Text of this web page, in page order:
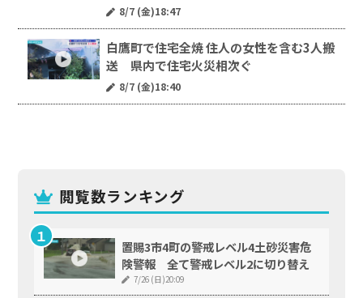
閲覧数ランキング
置賜3市4町の警戒レベル4土砂災害危
険警報 全て警戒レベル2に切り替え
7/26 (日)20:09
8/7 (金)18:47
白鷹町で住宅全焼 住人の女性を含む3人搬
送 県内で住宅火災相次ぐ
8/7 (金)18:40